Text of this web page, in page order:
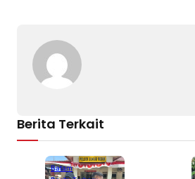
Berita Terkait
Batam